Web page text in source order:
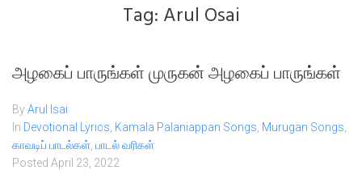
Tag: Arul Osai
அழகைப் பாருங்கள் முருகன் அழகைப் பாருங்கள்
ByArul Isai
In Devotional Lyrics Kamala Palaniappan Songs Murugan Songs
காவடிப் பாடல்கள் பாடல் வரிகள்
Posted April 23, 2022